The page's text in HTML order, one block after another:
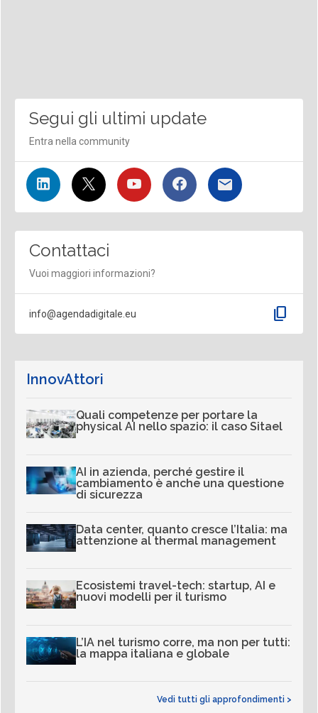
Segui gli ultimi update
Entra nella community
Contattaci
Vuoi maggiori informazioni?
info@agendadigitale.eu content_copy
InnovAttori
Quali competenze per portare la
physical AI nello spazio: il caso Sitael
AI in azienda, perché gestire il
cambiamento è anche una questione
di sicurezza
Data center, quanto cresce l’Italia: ma
attenzione al thermal management
Ecosistemi travel-tech: startup, AI e
nuovi modelli per il turismo
L’IA nel turismo corre, ma non per tutti:
la mappa italiana e globale
Vedi tutti gli approfondimenti >